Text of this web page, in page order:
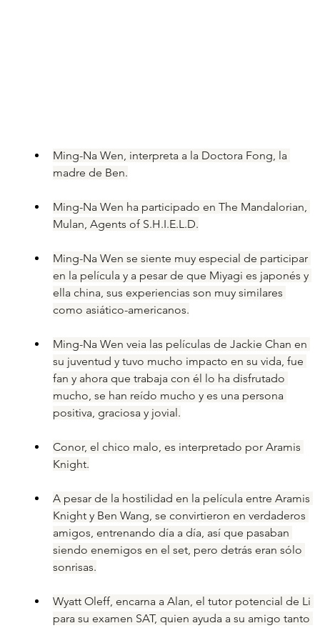
Ming-Na Wen, interpreta a la Doctora Fong, la
madre de Ben.
Ming-Na Wen ha participado en The Mandalorian,
Mulan, Agents of S.H.I.E.L.D.
Ming-Na Wen se siente muy especial de participar
en la película y a pesar de que Miyagi es japonés y
ella china, sus experiencias son muy similares
como asiático-americanos.
Ming-Na Wen veia las películas de Jackie Chan en
su juventud y tuvo mucho impacto en su vida, fue
fan y ahora que trabaja con él lo ha disfrutado
mucho, se han reído mucho y es una persona
positiva, graciosa y jovial.
Conor, el chico malo, es interpretado por Aramis
Knight.
A pesar de la hostilidad en la película entre Aramis
Knight y Ben Wang, se convirtieron en verdaderos
amigos, entrenando día a día, así que pasaban
siendo enemigos en el set, pero detrás eran sólo
sonrisas.
Wyatt Oleff, encarna a Alan, el tutor potencial de Li
para su examen SAT, quien ayuda a su amigo tanto